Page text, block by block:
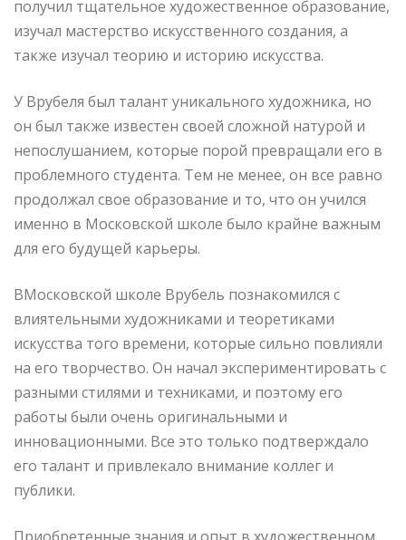
получил тщательное художественное образование,
изучал мастерство искусственного создания, а
также изучал теорию и историю искусства.
У Врубеля был талант уникального художника, но
он был также известен своей сложной натурой и
непослушанием, которые порой превращали его в
проблемного студента. Тем не менее, он все равно
продолжал свое образование и то, что он учился
именно в Московской школе было крайне важным
для его будущей карьеры.
ВМосковской школе Врубель познакомился с
влиятельными художниками и теоретиками
искусства того времени, которые сильно повлияли
на его творчество. Он начал экспериментировать с
разными стилями и техниками, и поэтому его
работы были очень оригинальными и
инновационными. Все это только подтверждало
его талант и привлекало внимание коллег и
публики.